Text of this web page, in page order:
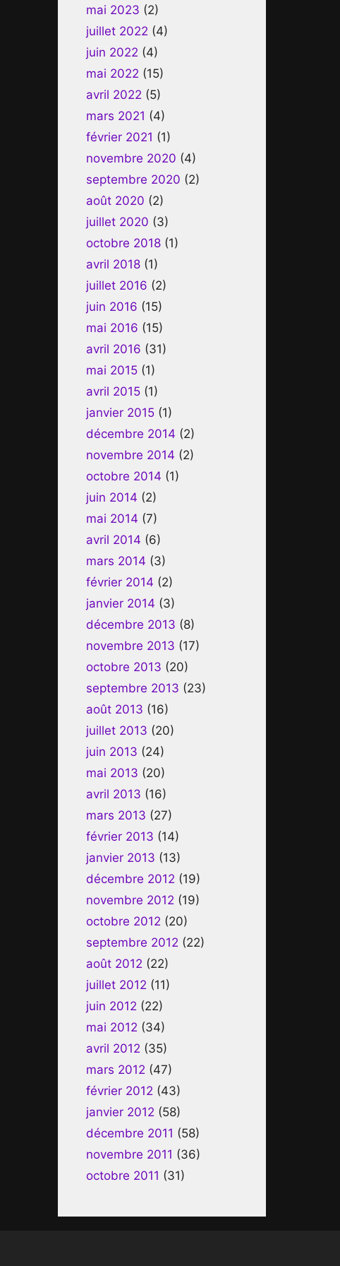
mai 2023 (2)
juillet 2022 (4)
juin 2022 (4)
mai 2022 (15)
avril 2022 (5)
mars 2021 (4)
février 2021 (1)
novembre 2020 (4)
septembre 2020 (2)
août 2020 (2)
juillet 2020 (3)
octobre 2018 (1)
avril 2018 (1)
juillet 2016 (2)
juin 2016 (15)
mai 2016 (15)
avril 2016 (31)
mai 2015 (1)
avril 2015 (1)
janvier 2015 (1)
décembre 2014 (2)
novembre 2014 (2)
octobre 2014 (1)
juin 2014 (2)
mai 2014 (7)
avril 2014 (6)
mars 2014 (3)
février 2014 (2)
janvier 2014 (3)
décembre 2013 (8)
novembre 2013 (17)
octobre 2013 (20)
septembre 2013 (23)
août 2013 (16)
juillet 2013 (20)
juin 2013 (24)
mai 2013 (20)
avril 2013 (16)
mars 2013 (27)
février 2013 (14)
janvier 2013 (13)
décembre 2012 (19)
novembre 2012 (19)
octobre 2012 (20)
septembre 2012 (22)
août 2012 (22)
juillet 2012 (11)
juin 2012 (22)
mai 2012 (34)
avril 2012 (35)
mars 2012 (47)
février 2012 (43)
janvier 2012 (58)
décembre 2011 (58)
novembre 2011 (36)
octobre 2011 (31)